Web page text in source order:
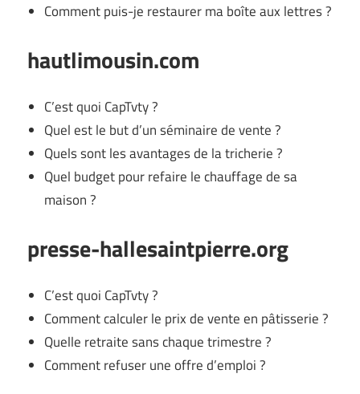
Comment puis-je restaurer ma boîte aux lettres ?
hautlimousin.com
C’est quoi CapTvty ?
Quel est le but d’un séminaire de vente ?
Quels sont les avantages de la tricherie ?
Quel budget pour refaire le chauffage de sa
maison ?
presse-hallesaintpierre.org
C’est quoi CapTvty ?
Comment calculer le prix de vente en pâtisserie ?
Quelle retraite sans chaque trimestre ?
Comment refuser une offre d’emploi ?